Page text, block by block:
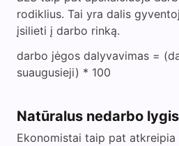
rodiklius. Tai yra dalis
įsilieti į darbo rinką.
darbo jėgos dalyvavimas =
suaugusieji) * 100
Natūralus nedarbo lygis
Ekonomistai taip pat